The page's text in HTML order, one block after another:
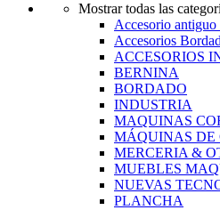
Mostrar todas las
Accesorio
Accesorios
ACCESORIOS
BERNINA
BORDADO
INDUSTRIA
MAQUINAS
MÁQUINAS DE
MERCERIA &
MUEBLES
NUEVAS
PLANCHA